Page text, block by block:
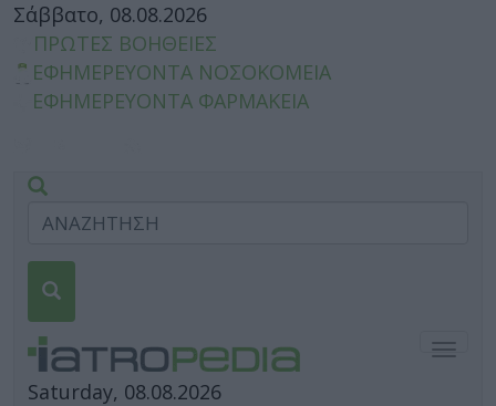
Σάββατο, 08.08.2026
ΠΡΩΤΕΣ ΒΟΗΘΕΙΕΣ
ΕΦΗΜΕΡΕΥΟΝΤΑ ΝΟΣΟΚΟΜΕΙΑ
ΕΦΗΜΕΡΕΥΟΝΤΑ ΦΑΡΜΑΚΕΙΑ
Saturday, 08.08.2026